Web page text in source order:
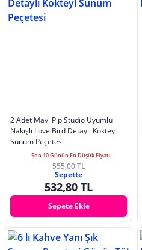
2 Adet Mavi Pip Studio Uyumlu
Nakışlı Love Bird Detaylı Kokteyl
Sunum Peçetesi
Son 10 Günün En Düşük Fiyatı
555,00 TL
Sepette
532,80 TL
Sepete Ekle